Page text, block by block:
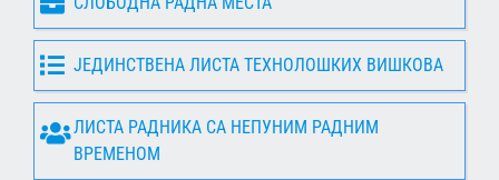
ЈЕДИНСТВЕНА ЛИСТА ТЕХНОЛОШКИХ ВИШКОВА
ЛИСТА РАДНИКА СА НЕПУНИМ РАДНИМ
ВРЕМЕНОМ